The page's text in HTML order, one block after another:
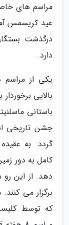
مراسم های
عید کریسمس
درگذشت
دارد.
یکی از مراسم
بالایی
جشن تاریخی
گردد. به
کامل به دور
دهد. از این رو
برگزار می
که توسط